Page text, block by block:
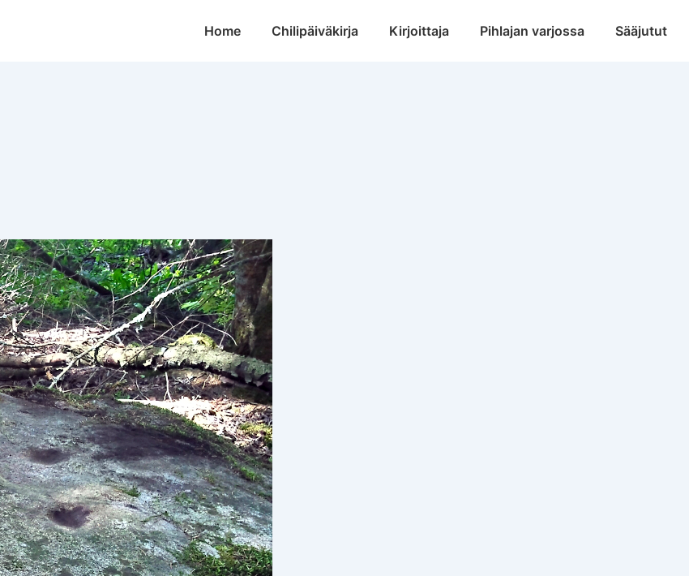
MainHome Chilipäiväkirja Kirjoittaja Pihlajan varjossa Sääjutut